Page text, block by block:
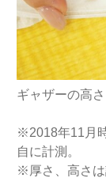
ギャザーの高
※2018年11月
自に計測。
※厚さ、高さは